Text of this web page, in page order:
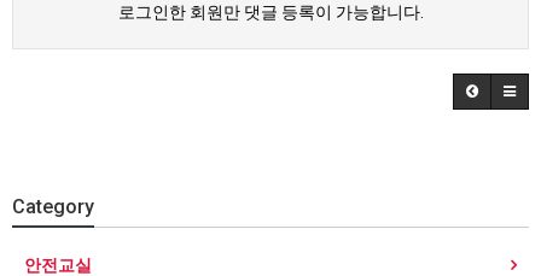
로그인한 회원만 댓글 등록이 가능합니다.
Category
안전교실